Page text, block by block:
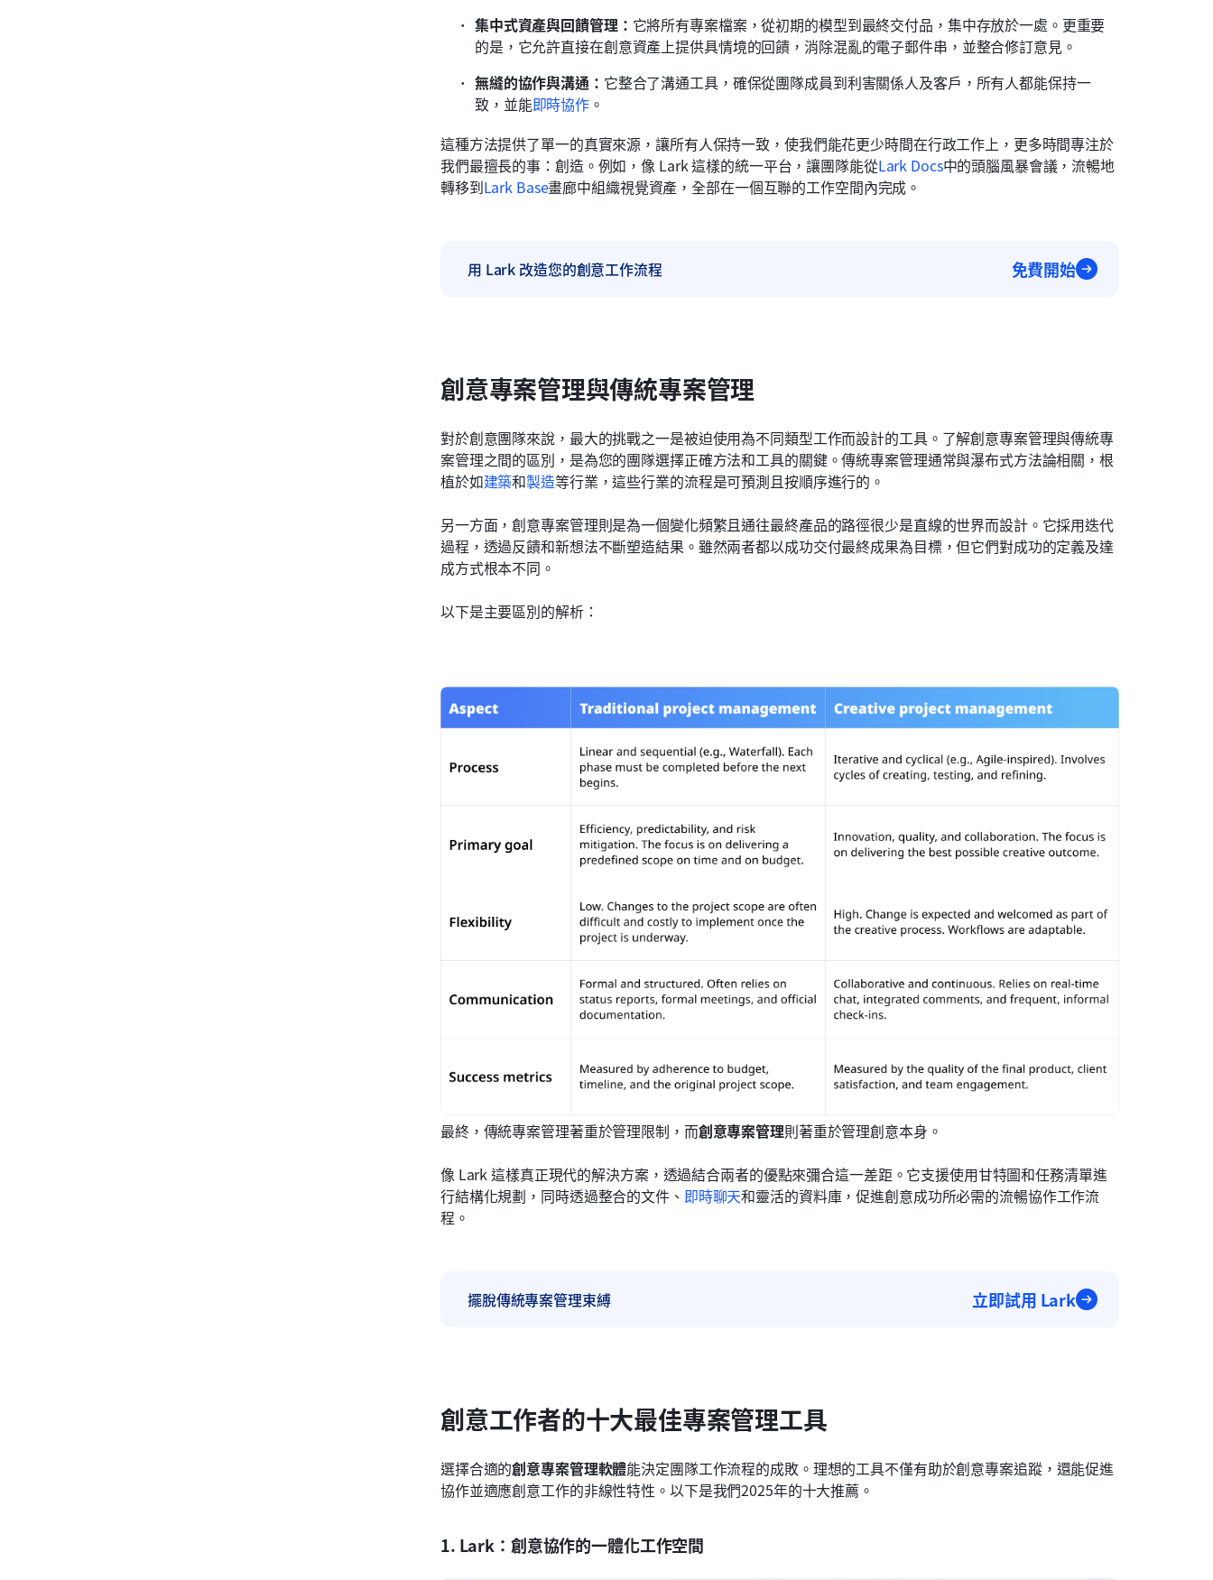
集中式資產與回饋管理： 它將所有專案檔案，從初期的模型到最終交付品，集中存放於一處。更重要
的是，它允許直接在創意資產上提供具情境的回饋，消除混亂的電子郵件串，並整合修訂意見。
無縫的協作與溝通： 它整合了溝通工具，確保從團隊成員到利害關係人及客戶，所有人都能保持一
致，並能即時協作 。
這種方法提供了單一的真實來源，讓所有人保持一致，使我們能花更少時間在行政工作上，更多時間專注於
我們最擅長的事：創造。例如，像 Lark 這樣的統一平台，讓團隊能從Lark Docs中的頭腦風暴會議，流暢地
轉移到Lark Base畫廊中組織視覺資產，全部在一個互聯的工作空間內完成。
用 Lark 改造您的創意工作流程 免費開始
創意專案管理與傳統專案管理
對於創意團隊來說，最大的挑戰之一是被迫使用為不同類型工作而設計的工具。了解創意專案管理與傳統專
案管理之間的區別，是為您的團隊選擇正確方法和工具的關鍵。傳統專案管理通常與瀑布式方法論相關，根
植於如建築和製造等行業，這些行業的流程是可預測且按順序進行的。
另一方面，創意專案管理則是為一個變化頻繁且通往最終產品的路徑很少是直線的世界而設計。它採用迭代
過程，透過反饋和新想法不斷塑造結果。雖然兩者都以成功交付最終成果為目標，但它們對成功的定義及達
成方式根本不同。
以下是主要區別的解析：
最終，傳統專案管理著重於管理限制，而創意專案管理則著重於管理創意本身。
像 Lark 這樣真正現代的解決方案，透過結合兩者的優點來彌合這一差距。它支援使用甘特圖和任務清單進
行結構化規劃，同時透過整合的文件、 即時聊天和靈活的資料庫，促進創意成功所必需的流暢協作工作流
程。
擺脫傳統專案管理束縛 立即試用 Lark
創意工作者的十大最佳專案管理工具
選擇合適的創意專案管理軟體能決定團隊工作流程的成敗。理想的工具不僅有助於創意專案追蹤，還能促進
協作並適應創意工作的非線性特性。以下是我們2025年的十大推薦。
1. Lark：創意協作的一體化工作空間